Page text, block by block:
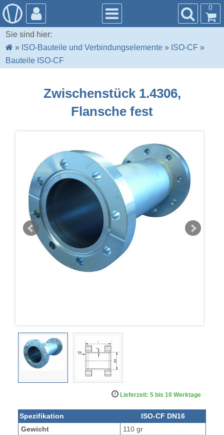
0
Sie sind hier:
» ISO-Bauteile und Verbindungselemente » ISO-CF »
Bauteile ISO-CF
Zwischenstück 1.4306,
Flansche fest
Lieferzeit: 5 bis 10 Werktage
Spezifikation
ISO-CF DN16
Gewicht
110 gr